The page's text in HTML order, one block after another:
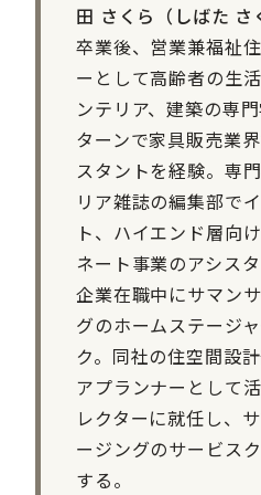
田 さくら（しばた さ
卒業後、営業兼福祉
ーとして高齢者の生
ンテリア、建築の専
ターンで家具販売業
スタントを経験。専
リア雑誌の編集部で
ト、ハイエンド層向
ネート事業のアシス
企業在職中にサマン
グのホームステージ
ク。同社の住空間設
アプランナーとして
レクターに就任し、
ージングのサービス
する。